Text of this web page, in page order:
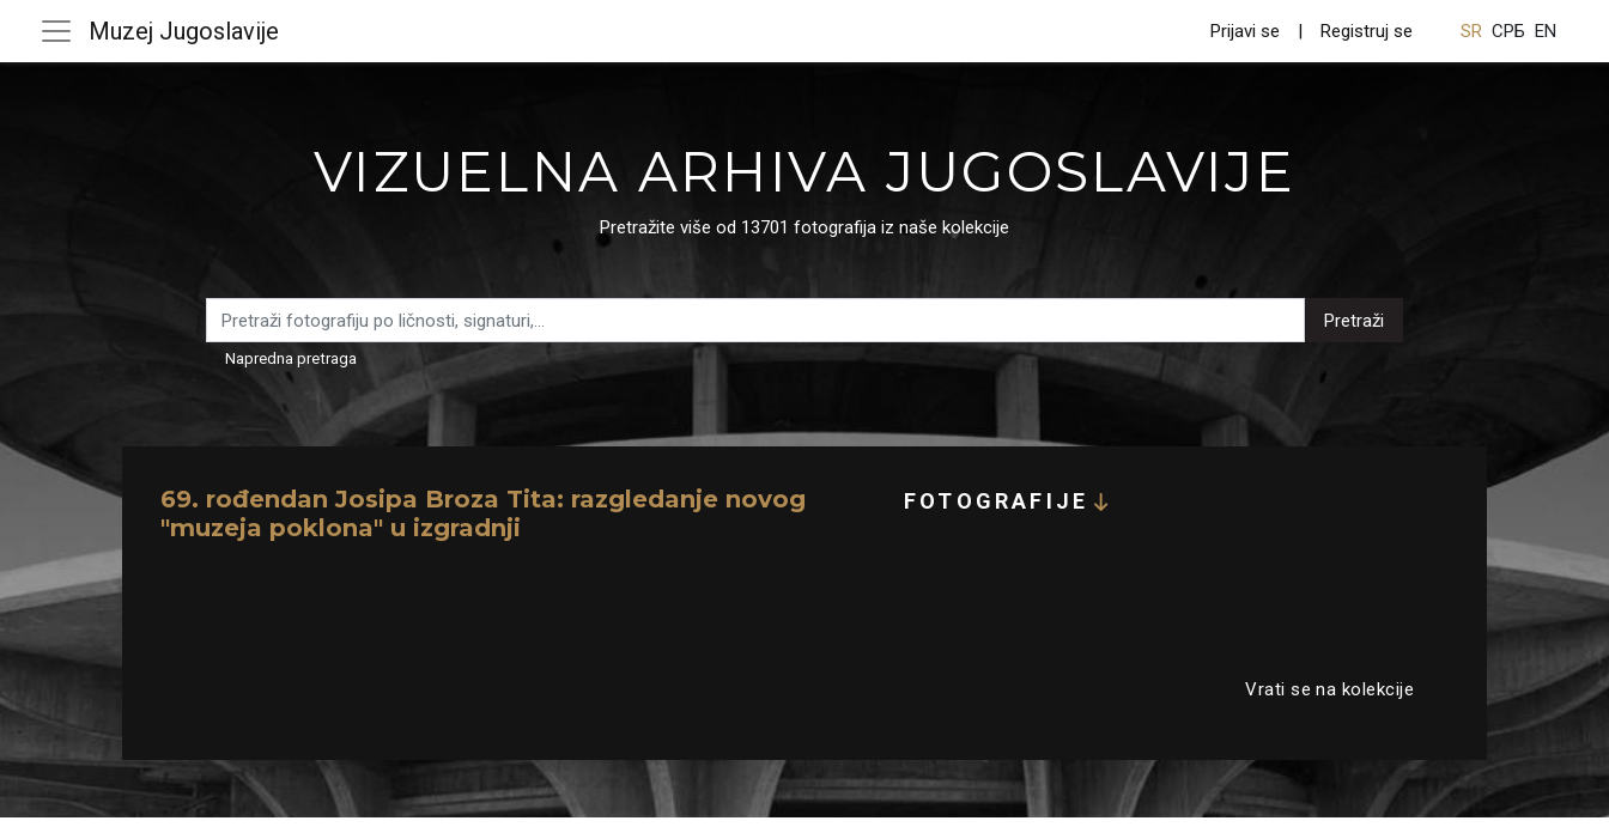
Muzej Jugoslavije Prijavi se Registruj se SR СРБ EN
VIZUELNA ARHIVA JUGOSLAVIJE
Pretražite više od 13701 fotografija iz naše kolekcije
Pretraži
Napredna pretraga
69. rođendan Josipa Broza Tita: razgledanje novog
"muzeja poklona" u izgradnji
FOTOGRAFIJE
Vrati se na kolekcije